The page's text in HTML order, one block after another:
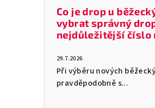
Co je drop u
vybrat správný
nejdůležitější číslo
29.7.2026
Při výběru nových
pravděpodobně s...